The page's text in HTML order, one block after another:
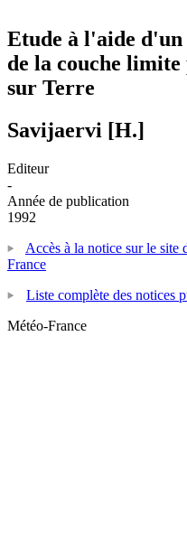
Etude à l'aide
de la couche
sur Terre
Savijaervi [H.]
Editeur
-
Année de publication
1992
Accès à la notice sur le site
France
Liste complète des notices
Météo-France